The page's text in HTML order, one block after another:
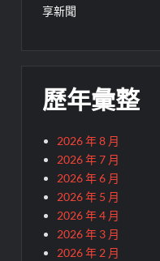
享新聞
歷年彙整
2026 年 8 月
2026 年 7 月
2026 年 6 月
2026 年 5 月
2026 年 4 月
2026 年 3 月
2026 年 2 月